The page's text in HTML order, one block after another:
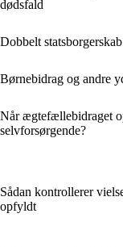
dødsfald
Dobbelt
Børnebidrag og andre
Når ægtefællebidraget
selvforsørgende?
Sådan kontrollerer
opfyldt